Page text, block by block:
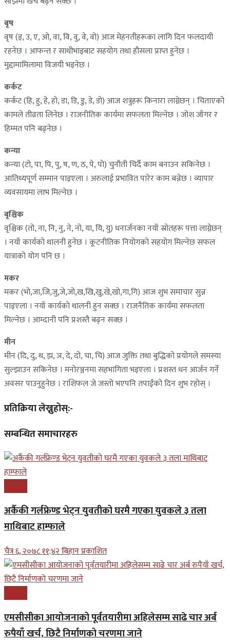
बृष
वृष (इ, उ, ए, ओ, वा, वि, वु, वे, वो) आज मेहनतीहरूका लागि दिन फलदायी
रहनेछ । आफन्त र साथीभाइबाट सहयोग तथा हौसला प्राप्त हुनेछ ।
मुद्दामामिलामा विजयी भइनेछ ।
कर्कट
कर्कट (हि, हु, हे, हो, डा, डि, डु, डे, डो) आज शत्रुहरू किनारा लाग्नेछन् । चिताएको
कामले तीव्रता लिनेछ । राजनीतिक कार्यमा सफलता मिल्नेछ । जोश जाँगर र
हिम्मत पनि बढ्नेछ ।
कन्या
कन्या (टो, पा, पि, पु, ष, ण, ठ, पे, पो) चुनौती चिर्दै काम बनाउन सकिनेछ ।
आतिथ्यपूर्ण सम्मान पाइएला । अरुलाई प्रभावित पारेर काम बन्नेछ । व्यापार
व्यवसायमा लाभ मिल्नेछ ।
बृश्चिक
वृश्चिक (तो, ना, नि, नु, ने, नो, या, यि, यु) धनार्जनका नयाँ स्रोतहरू पत्ता लाग्नेछन्
। नयाँ कार्यको थालनी हुनेछ । कूटनीतिक नियोगको सहयोग मिल्नेछ सफल
यात्राको योग पनि छ ।
मकर
मकर (भो,जा,जि,जु,जे,जो,ख,खि,खु,खे,खो,गा,गि) आज शुभ समाचार सुन्न
पाइएला । नयाँ कार्यको थालनी हुन सक्छ । राजनैतिक कार्यमा सफलता
मिल्नेछ । आम्दानी पनि प्रशस्तै बढ्न सक्छ ।
मीन
मीन (दि, दु, थ, झ, ञ, दे, दो, चा, चि) आज जुक्ति तथा बुद्धिको प्रयोगले समस्या
सुल्झाउन सकिनेछ । मनोरञ्जनमा सहभागिता भइएला । प्रशस्त धन आर्जन गर्ने
अवसर पाउनुहुनेछ । राशिफल जे जस्तो भएपनि तपाईंको दिन शुभ रहोस् ।
प्रतिक्रिया लेख्नुहोस्:-
सम्बन्धित समाचारहरु
अर्कैकी गर्लफ्रेण्ड भेट्न युवतीको घरमै गएका युवकले ३ तला
माथिबाट हाम्फाले
चैत्र ६, २०७८ ११;४२ बिहान प्रकाशित
एमसीसीका आयोजनाको पूर्वतयारीमा अहिलेसम्म साढे चार अर्ब
रुपैयाँ खर्च, छिटै निर्माणको चरणमा जाने